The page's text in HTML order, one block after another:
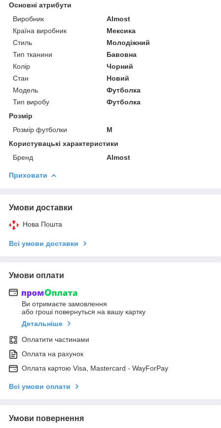
Основні атрибути
Виробник
Almost
Країна виробник
Мексика
Стиль
Молодіжний
Тип тканини
Бавовна
Колір
Чорний
Стан
Новий
Модель
Футболка
Тип виробу
Футболка
Розмір
Розмір футболки
M
Користувацькi характеристики
Бренд
Almost
Приховати
Умови доставки
Нова Пошта
Всі умови доставки
Умови оплати
Ви отримаєте замовлення
або гроші повернуться на вашу картку
Детальніше
Оплатити частинами
Оплата на рахунок
Оплата картою Visa, Mastercard - WayForPay
Всі умови оплати
Умови повернення